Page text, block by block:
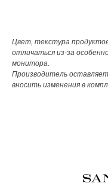
Цвет, текстура
отличаться из-за
монитора.
Производитель
вносить изменения в